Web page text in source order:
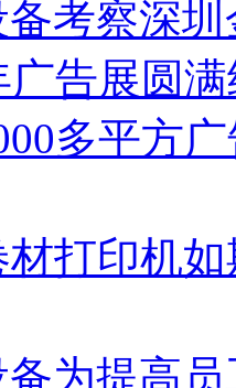
考察深
广告展圆
多平方
打印机
为提高